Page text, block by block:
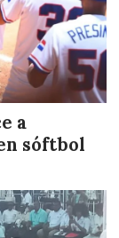
a
sóftbol